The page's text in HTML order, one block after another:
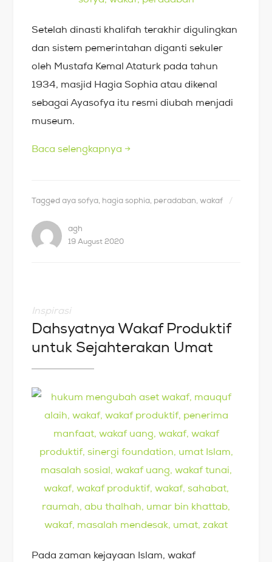
Setelah dinasti khalifah terakhir digulingkan
dan sistem pemerintahan diganti sekuler
oleh Mustafa Kemal Ataturk pada tahun
1934, masjid Hagia Sophia atau dikenal
sebagai Ayasofya itu resmi diubah menjadi
museum.
Baca selengkapnya →
Taggedaya sofya, hagia sophia, peradaban,wakaf
agh
19 August 2020
Inspirasi
Dahsyatnya Wakaf Produktif
untuk Sejahterakan Umat
Pada zaman kejayaan Islam, wakaf